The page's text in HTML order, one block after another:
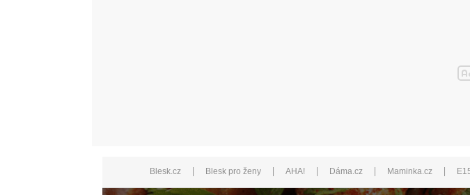
Blesk.cz | Blesk pro ženy | AHA! | Dáma.cz | Maminka.cz |